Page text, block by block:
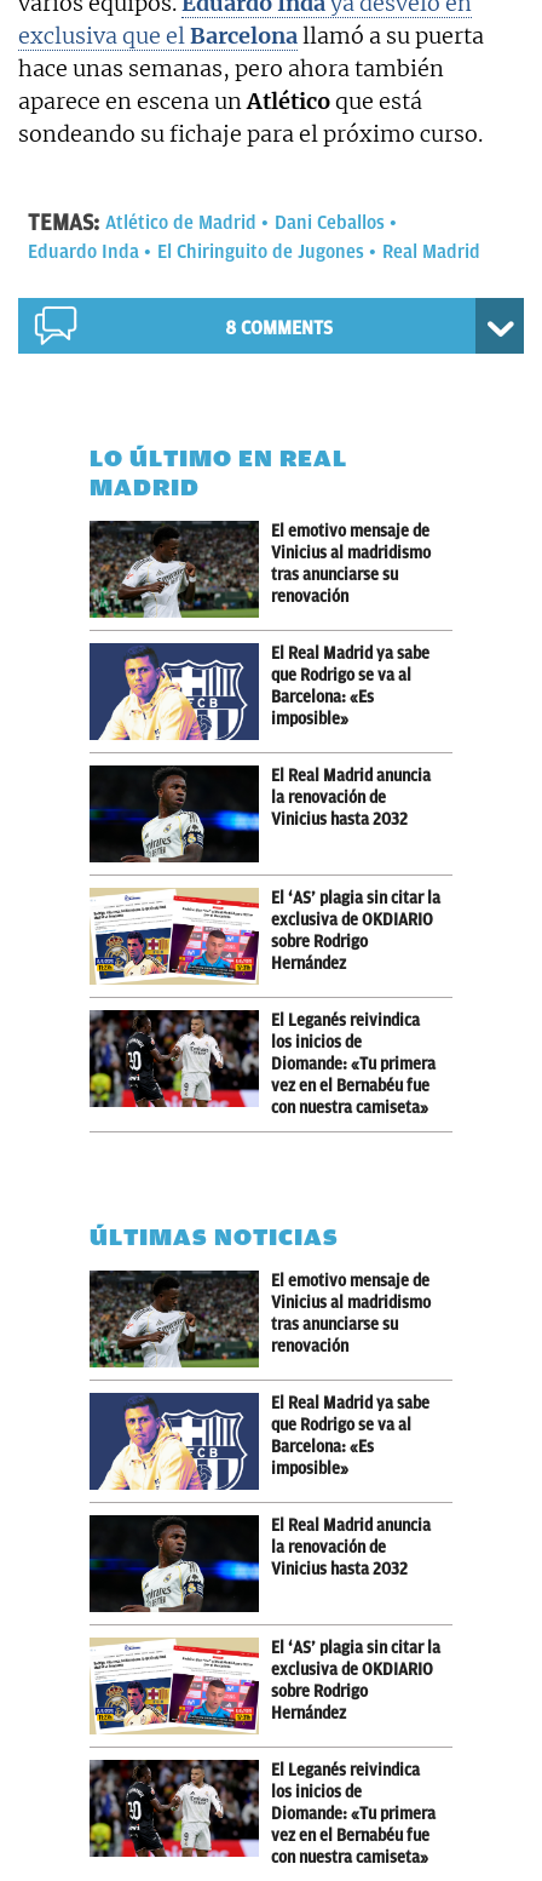
exclusiva que elBarcelonallamó a su puerta
hace unas semanas, pero ahora también
aparece en escena unAtléticoque está
sondeando su fichaje para el próximo curso.
TEMAS: Atlético de Madrid
Dani Ceballos
Eduardo Inda
El Chiringuito de Jugones Real Madrid
8 COMMENTS
LO ÚLTIMO EN REAL
MADRID
El emotivo mensaje de
Vinicius al madridismo
tras anunciarse su
renovación
El Real Madrid ya sabe
que Rodrigo se va al
Barcelona: «Es
imposible»
El Real Madrid anuncia
la renovación de
Vinicius hasta 2032
El ‘AS’ plagia sin citar la
exclusiva de OKDIARIO
sobre Rodrigo
Hernández
El Leganés reivindica
los inicios de
Diomande: «Tu primera
vez en el Bernabéu fue
con nuestra camiseta»
ÚLTIMAS NOTICIAS
El emotivo mensaje de
Vinicius al madridismo
tras anunciarse su
renovación
El Real Madrid ya sabe
que Rodrigo se va al
Barcelona: «Es
imposible»
El Real Madrid anuncia
la renovación de
Vinicius hasta 2032
El ‘AS’ plagia sin citar la
exclusiva de OKDIARIO
sobre Rodrigo
Hernández
El Leganés reivindica
los inicios de
Diomande: «Tu primera
vez en el Bernabéu fue
con nuestra camiseta»